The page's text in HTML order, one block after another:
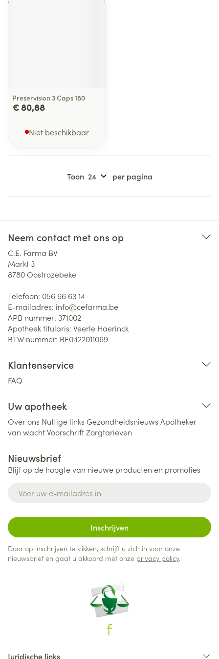
Preservision 3 Caps 180
€ 80,88
Niet beschikbaar
Toon per pagina
Neem contact met ons op
C.E. Farma BV
Markt 3
8780Oostrozebeke
Telefoon: 056 66 63 14
E-mailadres: info@cefarma.be
APB nummer: 371002
Apotheek titularis: Veerle Haerinck
BTW nummer: BE0422011069
Klantenservice
FAQ
Uw apotheek
Over ons Nuttige links Gezondheidsnieuws Apotheker
van wachtVoorschriftZorgtarieven
Nieuwsbrief
Blijf op de hoogte van nieuwe producten en promoties
Inschrijven
Door op inschrijven te klikken, schrijft u zich in voor onze
nieuwsbrief en gaat u akkoord met onze privacy policy.
Juridische links